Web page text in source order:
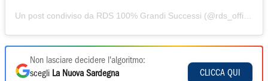
Un post condiviso da RDS 100% Grandi Successi (@rds_official)
Non lasciare decidere l'algoritmo:
scegli La Nuova Sardegna
CLICCA QUI